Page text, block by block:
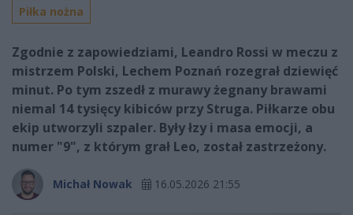
Piłka nożna
Zgodnie z zapowiedziami, Leandro Rossi w meczu z
mistrzem Polski, Lechem Poznań rozegrał dziewięć
minut. Po tym zszedł z murawy żegnany brawami
niemal 14 tysięcy kibiców przy Struga. Piłkarze obu
ekip utworzyli szpaler. Były łzy i masa emocji, a
numer "9", z którym grał Leo, został zastrzeżony.
Michał Nowak 16.05.2026 21:55